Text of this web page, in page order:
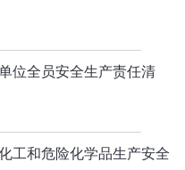
位全员安全生产责任清
工和危险化学品生产安全